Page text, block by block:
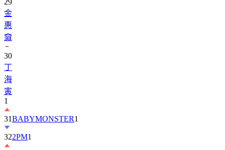
惠
奫
30
丁
海
寅
1
31
322PM1
33ENHYPEN